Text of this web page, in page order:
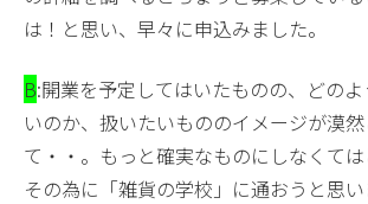
は！と思い、早々に申込みました。
B:開業を予定してはいたものの、どの
いのか、扱いたいもののイメージが漠
て・・。もっと確実なものにしなくては
その為に「雑貨の学校」に通おうと思い